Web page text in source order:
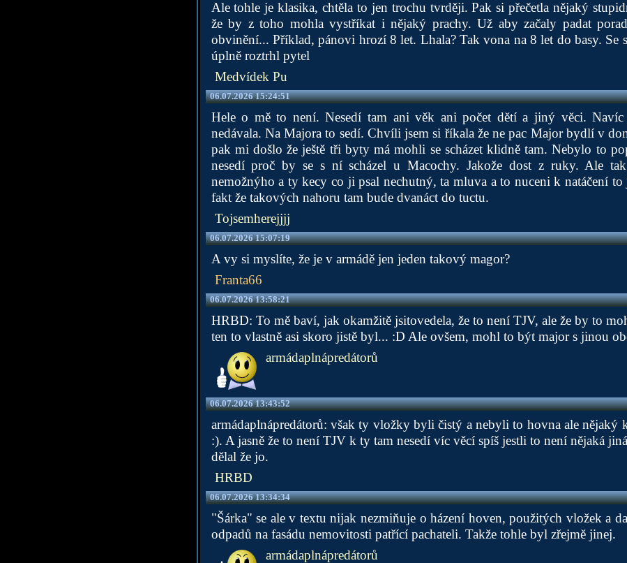
Ale tohle je klasika, chtěla to jen trochu tvrději. Pak si přečetla nějaký
že by z toho mohla vystříkat i nějaký prachy. Už aby začaly padat
obvinění... Příklad, pánovi hrozí 8 let. Lhala? Tak vona na 8 let do basy. Se
úplně roztrhl pytel
Medvídek Pu
06.07.2026 15:24:51
Hele o mě to není. Nesedí tam ani věk ani počet dětí a jiný věci.
nedávala. Na Majora to sedí. Chvíli jsem si říkala že ne pac Major bydlí v
pak mi došlo že ještě tři byty má mohli se scházet klidně tam. Nebylo to
nesedí proč by se s ní scházel u Macochy. Jakože dost z ruky. Ale
nemožnýho a ty kecy co ji psal nechutný, ta mluva a to nuceni k natáčení to
fakt že takových nahoru tam bude dvanáct do tuctu.
Tojsemherejjjj
06.07.2026 15:07:19
A vy si myslíte, že je v armádě jen jeden takový magor?
Franta66
06.07.2026 13:58:21
HRBD: To mě baví, jak okamžitě jsitovedela, že to není TJV, ale že by to
ten to vlastně asi skoro jistě byl... :D Ale ovšem, mohl to být major s jinou
armádaplnápredátorů
06.07.2026 13:43:52
armádaplnápredátorů: však ty vložky byli čistý a nebyli to hovna ale
:). A jasně že to není TJV k ty tam nesedí víc věcí spíš jestli to není nějaká
dělal že jo.
HRBD
06.07.2026 13:34:34
"Šárka" se ale v textu nijak nezmiňuje o házení hoven, použitých vložek a
odpadů na fasádu nemovitosti patřící pachateli. Takže tohle byl zřejmě jinej.
armádaplnápredátorů